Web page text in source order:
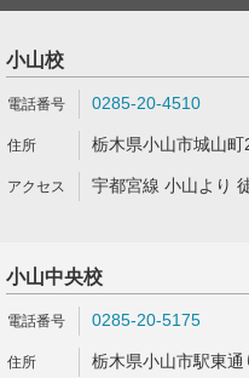
小山校
0285-20-4510
栃木県小山市城山町
宇都宮線 小山より
小山中央校
0285-20-5175
栃木県小山市駅東通